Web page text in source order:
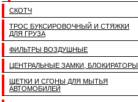
СКОТЧ
ТРОС БУКСИРОВОЧНЫЙ И СТЯЖКИ
ДЛЯ ГРУЗА
ФИЛЬТРЫ ВОЗДУШНЫЕ
ЦЕНТРАЛЬНЫЕ ЗАМКИ, БЛОКИРАТОРЫ
ЩЕТКИ И СГОНЫ ДЛЯ МЫТЬЯ
АВТОМОБИЛЕЙ